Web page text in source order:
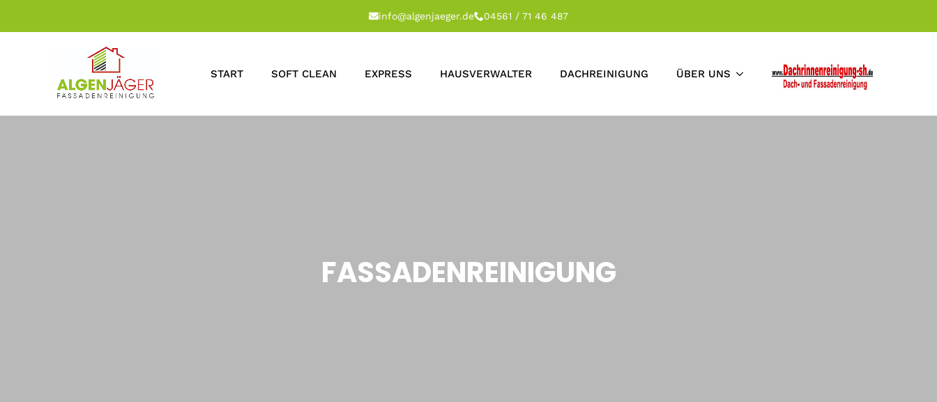
info@algenjaeger.de 04561 / 71 46 487
START SOFT CLEAN EXPRESS HAUSVERWALTER DACHREINIGUNG ÜBER UNS
FASSADENREINIGUNG